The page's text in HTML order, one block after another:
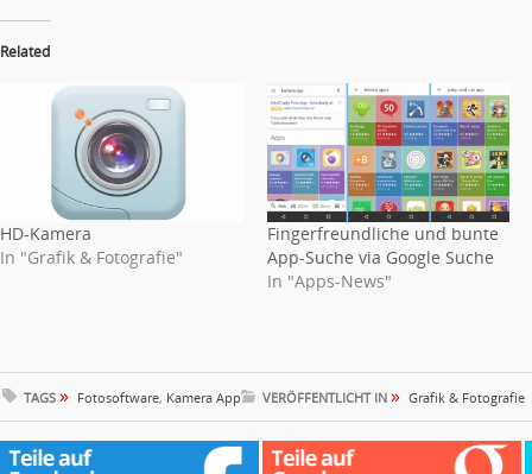
Related
HD-Kamera
In "Grafik & Fotografie"
Fingerfreundliche und bunte
App-Suche via Google Suche
In "Apps-News"
TAGS » Fotosoftware, Kamera App VERÖFFENTLICHT IN » Grafik & Fotografie